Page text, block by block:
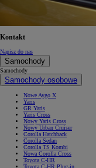
Kontakt
Napisz do nas
Samochody
Samochody
Samochody osobowe
Nowe Aygo X
Yaris
GR Yaris
Yaris Cross
Nowy Yaris Cross
Nowy Urban Cruiser
Corolla Hatchback
Corolla Sedan
Corolla TS Kombi
Nowa Corolla Cross
Toyota C-HR
Toyota C-HR Plug-in